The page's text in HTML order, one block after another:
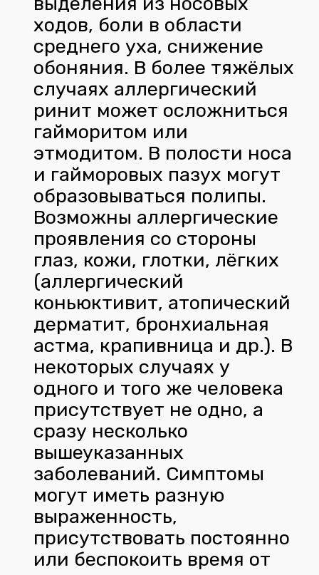
ходов, боли в области
среднего уха, снижение
обоняния. В более тяжёлых
случаях аллергический
ринит может осложниться
гайморитом или
этмодитом. В полости носа
и гайморовых пазух могут
образовываться полипы.
Возможны аллергические
проявления со стороны
глаз, кожи, глотки, лёгких
(аллергический
коньюктивит, атопический
дерматит, бронхиальная
астма, крапивница и др.). В
некоторых случаях у
одного и того же человека
присутствует не одно, а
сразу несколько
вышеуказанных
заболеваний. Симптомы
могут иметь разную
выраженность,
присутствовать постоянно
или беспокоить время от